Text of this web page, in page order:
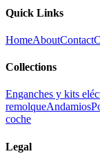
Quick Links
HomeAboutContact
Collections
Enganches y kits
remolqueAndamios
coche
Legal